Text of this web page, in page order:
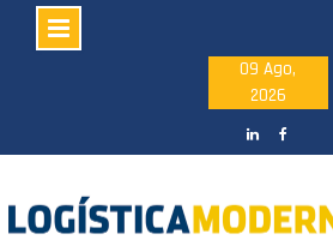
09 Ago,
2026